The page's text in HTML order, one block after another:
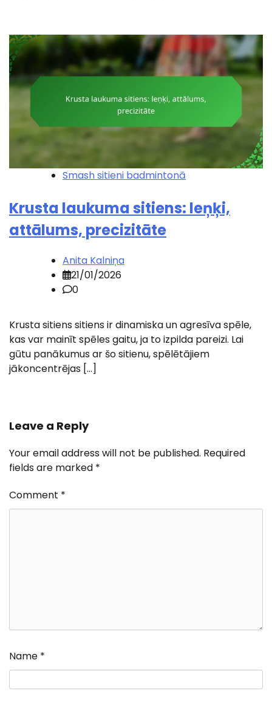
Smash sitieni badmintonā
Krusta laukuma sitiens: leņķi,
attālums, precizitāte
Anita Kalniņa
21/01/2026
0
Krusta sitiens sitiens ir dinamiska un agresīva spēle,
kas var mainīt spēles gaitu, ja to izpilda pareizi. Lai
gūtu panākumus ar šo sitienu, spēlētājiem
jākoncentrējas […]
Leave a Reply
Your email address will not be published. Required
fields are marked *
Comment *
Name *